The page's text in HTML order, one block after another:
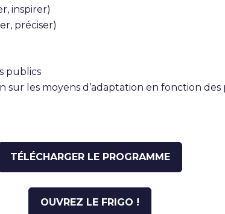
inspirer)
préciser)
publics
sur les moyens d’adaptation en fonction des
TÉLÉCHARGER LE PROGRAMME
OUVREZ LE FRIGO !